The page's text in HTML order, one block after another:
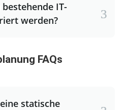
IT-
werden?
FAQs
statische